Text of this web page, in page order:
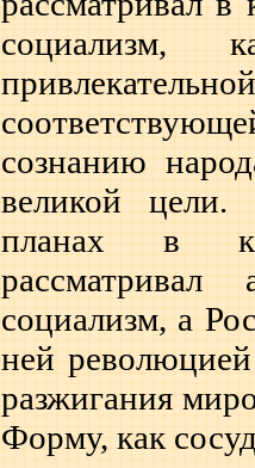
социализм,
сознанию
великой
планах в
рассматривал
социализм, а
ней
разжигания
Форму, как